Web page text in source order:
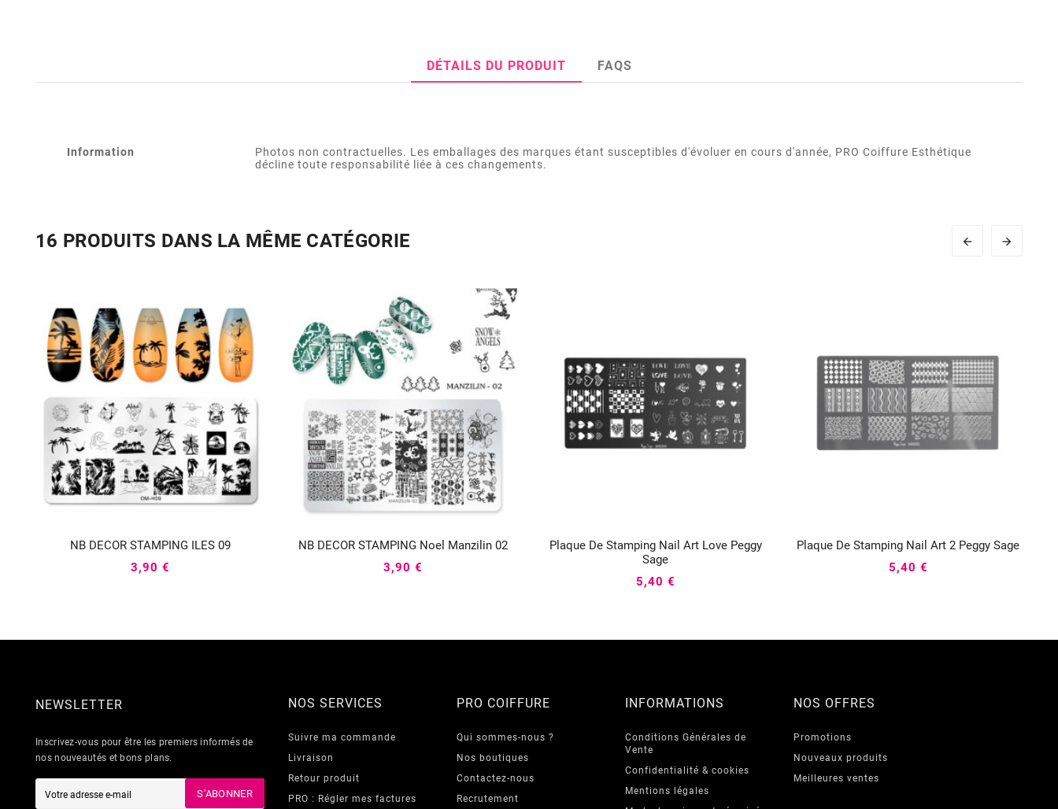
DÉTAILS DU PRODUIT FAQS
Information
Photos non contractuelles. Les emballages des marques étant susceptibles d'évoluer en cours d'année, PRO Coiffure Esthétique
décline toute responsabilité liée à ces changements.
16 PRODUITS DANS LA MÊME CATÉGORIE  
NB DECOR STAMPING ILES 09
3,90 €
NB DECOR STAMPING Noel Manzilin 02
3,90 €
Plaque De Stamping Nail Art Love Peggy
Sage

5,40 €
Plaque De Stamping Nail Art 2 Peggy Sage

5,40 €
NEWSLETTER
Inscrivez-vous pour être les premiers informés de
nos nouveautés et bons plans.
S’ABONNER
NOS SERVICES
Suivre ma commande
Livraison
Retour produit
PRO : Régler mes factures
PRO COIFFURE
Qui sommes-nous ?
Nos boutiques
Contactez-nous
Recrutement
INFORMATIONS
Conditions Générales de
Vente
Confidentialité & cookies
Mentions légales
NOS OFFRES
Promotions
Nouveaux produits
Meilleures ventes